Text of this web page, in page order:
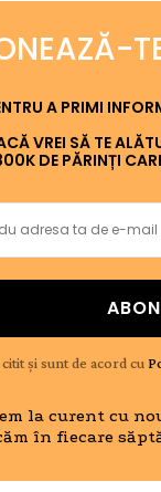
A PRIMI
VREI SĂ TE
DE PĂRINȚI
și sunt de acord cu
la curent cu
în fiecare